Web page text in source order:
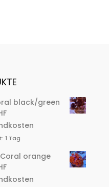
black/green
1 Tag
orange